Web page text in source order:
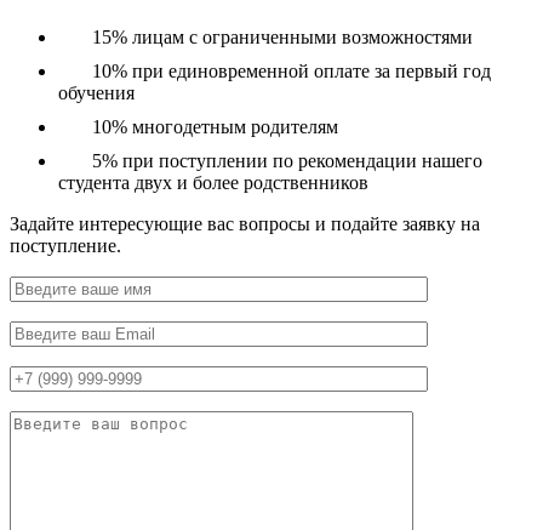
15% лицам с ограниченными возможностями
10% при единовременной оплате за первый год
обучения
10% многодетным родителям
5% при поступлении по рекомендации нашего
студента двух и более родственников
Задайте интересующие вас вопросы и подайте заявку на
поступление.